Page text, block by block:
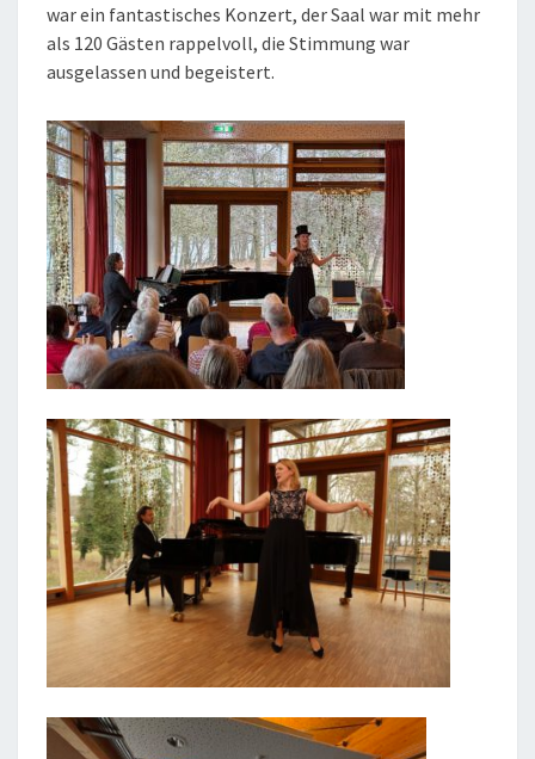
war ein fantastisches Konzert, der Saal war mit mehr
als 120 Gästen rappelvoll, die Stimmung war
ausgelassen und begeistert.